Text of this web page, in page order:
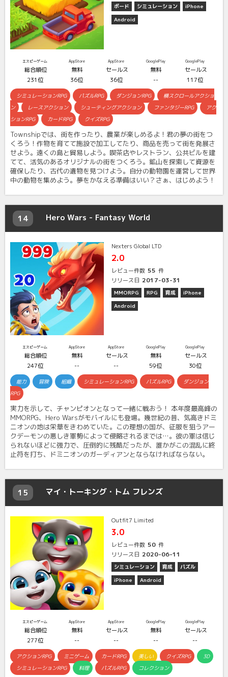
ボード シミュレーション
iPhone
Android
エスピーゲーム
総合順位
231位
AppStore
無料
36位
AppStore
セールス
36位
GooglePlay
無料
--
GooglePlay
セールス
117位
シミュレーションRPG パズルRPG ダンジョンRPG
横スクロールアクショ
ン
レースアクション シューティングアクション ファンタジーRPG
アク
ションRPG
カードRPG クイズRPG
Townshipでは、街を作ったり、農業が楽しめるよ！君の夢の街をつ
くろう！作物を育てて施設で加工してたり、商品を売って街を発展さ
せよう。遠くの島と貿易しよう。喫茶店やレストラン、公共ビルを建
てて、活気のあるオリジナルの街をつくろう。鉱山を探索して資源を
確保したり、古代の遺物を見つけよう。自分の動物園を運営して世界
中の動物を集めよう。夢をかなえる準備はいい？さぁ、はじめよう！
14 Hero Wars - Fantasy World
Nexters Global LTD
2.0
レビュー件数 55 件
リリース日 2017-03-31
MMORPG RPG 育成
iPhone
Android
エスピーゲーム
総合順位
247位
AppStore
無料
--
AppStore
セールス
--
GooglePlay
無料
59位
GooglePlay
セールス
30位
能力 冒険 組織 シミュレーションRPG パズルRPG
ダンジョン
RPG
実力を示して、チャンピオンとなって一緒に戦おう！ 本年度最高峰の
MMORPG、Hero Warsがモバイルにも登場。幾世紀の昔、気高きドミ
ニオンの地は栄華をきわめていた。この理想の国が、征服を狙うアー
クデーモンの悪しき軍勢によって侵略されるまでは…。彼の軍は信じ
られないほどに強力で、圧倒的に残酷だったが、誰かがこの混乱に終
止符を打ち、ドミニオンのガーディアンとならなければならない。
15 マイ・トーキング・トム フレンズ
Outfit7 Limited
3.0
レビュー件数 50 件
リリース日 2020-06-11
シミュレーション 育成
パズル
iPhone
Android
エスピーゲーム
総合順位
277位
AppStore
無料
--
AppStore
セールス
--
GooglePlay
無料
--
GooglePlay
セールス
--
アクションRPG ミニゲーム カードRPG 美しい クイズRPG
3D
シミュレーションRPG
料理 パズルRPG コレクション